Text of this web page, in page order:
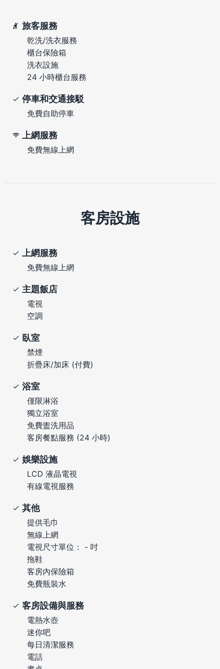
旅客服務
乾洗/洗衣服務
櫃台保險箱
洗衣設施
24 小時櫃台服務
停車和交通接駁
免費自助停車
上網服務
免費無線上網
客房設施
上網服務
免費無線上網
主題飯店
電視
空調
臥室
禁煙
折疊床/加床 (付費)
浴室
僅限淋浴
獨立浴室
免費盥洗用品
客房餐點服務 (24 小時)
娛樂設施
LCD 液晶電視
有線電視服務
其他
提供毛巾
無線上網
電視尺寸單位： - 吋
拖鞋
客房內保險箱
免費瓶裝水
客房設備與服務
電熱水壺
迷你吧
每日清潔服務
電話